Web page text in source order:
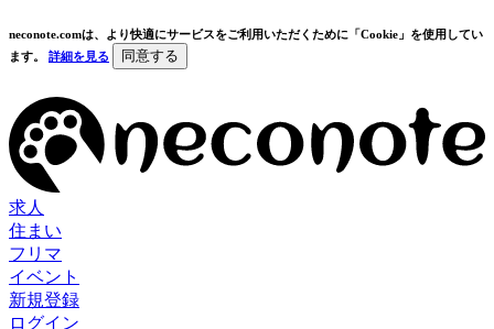
neconote.comは、より快適にサービスをご利用いただくために「Cookie」を使用してい
ます。 詳細を見る 同意する
求人
住まい
フリマ
イベント
新規登録
ログイン